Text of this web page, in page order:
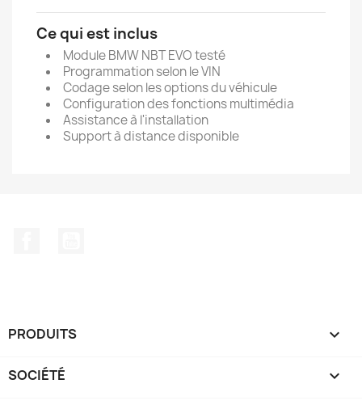
Ce qui est inclus
Module BMW NBT EVO testé
Programmation selon le VIN
Codage selon les options du véhicule
Configuration des fonctions multimédia
Assistance à l'installation
Support à distance disponible
PRODUITS 
SOCIÉTÉ 